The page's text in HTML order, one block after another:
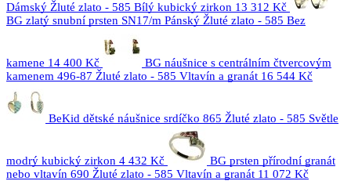
Dámský Žluté zlato - 585 Bílý kubický zirkon 13 312 Kč
BG zlatý snubní prsten SN17/m Pánský Žluté zlato - 585 Bez
kamene 14 400 Kč
BG náušnice s centrálním čtvercovým
kamenem 496-87 Žluté zlato - 585 Vltavín a granát 16 544 Kč
BeKid dětské náušnice srdíčko 865 Žluté zlato - 585 Světle
modrý kubický zirkon 4 432 Kč
BG prsten přírodní granát
nebo vltavín 690 Žluté zlato - 585 Vltavín a granát 11 072 Kč